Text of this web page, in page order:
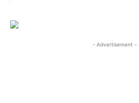
- Advertisement -